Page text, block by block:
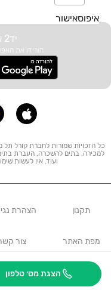
איפוסאישור
הצגת מס׳ טלפון
יד2 אתכם בכל מקום
הורידו את
למכירה, בתים להשכרה, העברת
ועוד. אין לעשות
תקנון הצהרת
מפת האתר
צור